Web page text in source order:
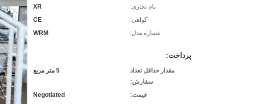
نام تجاری:
XR
گواهی:
CE
شماره مدل:
WRM
پرداخت:
مقدار حداقل تعداد
سفارش:
5 متر مربع
قیمت: Negotiated